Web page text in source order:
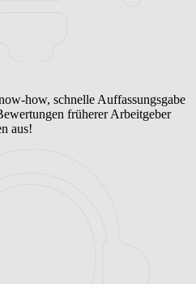
how, schnelle Auffassungsgabe
früherer Arbeitgeber
aus!